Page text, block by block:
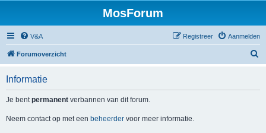
MosForum
V&A Aanmelden
Registreer
Forumoverzicht
Informatie
Je bentpermanent verbannen van dit forum.
Neem contact op met een beheerder voor meer informatie.